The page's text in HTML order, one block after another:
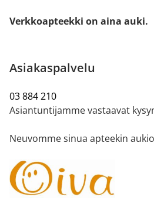
Verkkoapteekki on aina auki.
Asiakaspalvelu
03 884 210
Asiantuntijamme vastaavat
Neuvomme sinua apteekin